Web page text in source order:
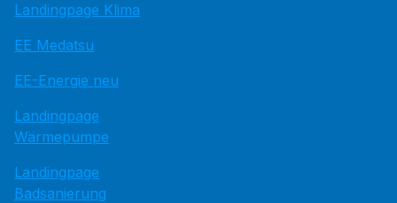
Landingpage Klima
EE Medatsu
EE-Energie neu
Landingpage
Wärmepumpe
Landingpage
Badsanierung